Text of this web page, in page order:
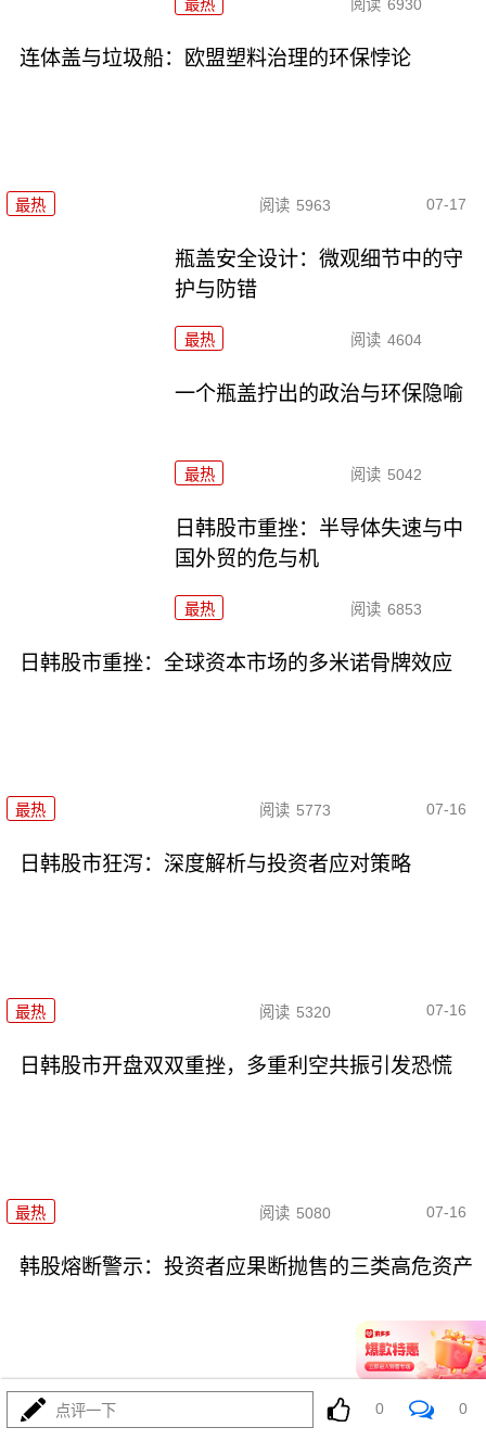
最热 阅读 6930
连体盖与垃圾船：欧盟塑料治理的环保悖论
最热 阅读 5963 07-17
瓶盖安全设计：微观细节中的守
护与防错
最热 阅读 4604
一个瓶盖拧出的政治与环保隐喻
最热 阅读 5042
日韩股市重挫：半导体失速与中
国外贸的危与机
最热 阅读 6853
日韩股市重挫：全球资本市场的多米诺骨牌效应
最热 阅读 5773 07-16
日韩股市狂泻：深度解析与投资者应对策略
最热 阅读 5320 07-16
日韩股市开盘双双重挫，多重利空共振引发恐慌
最热 阅读 5080 07-16
韩股熔断警示：投资者应果断抛售的三类高危资产
最热 3811 07-16
点评一下 0 0